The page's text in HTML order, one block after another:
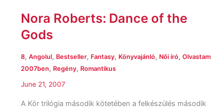
Nora Roberts: Dance of the
Gods
8, Angolul, Bestseller, Fantasy, Könyvajánló, Női író, Olvastam
2007ben, Regény, Romantikus
June 21, 2007
A Kör trilógia második kötetében a felkészülés második